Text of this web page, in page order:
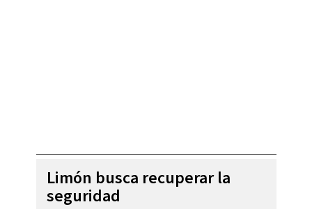
Limón busca recuperar la
seguridad